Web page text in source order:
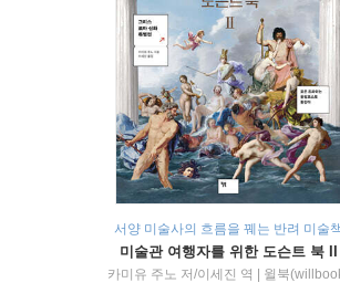
서양 미술사의 흐름을 꿰는 반려 미술
미술관 여행자를 위한 도슨트 북 II
카미유 주노 저/이세진 역
윌북